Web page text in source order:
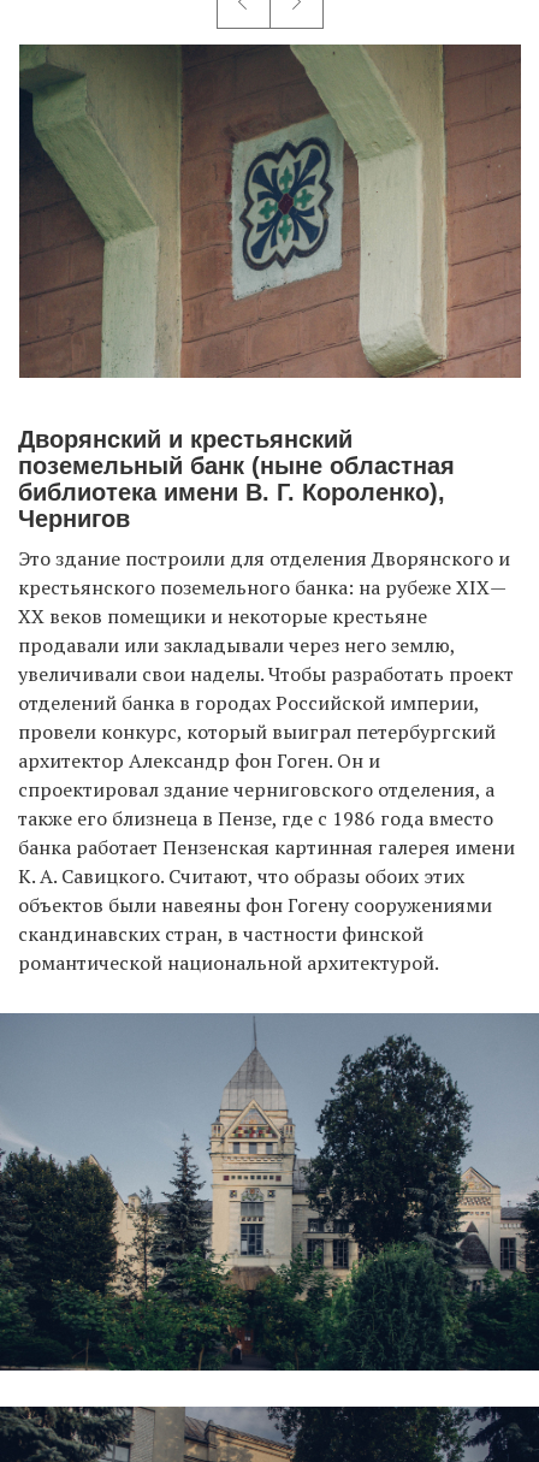
Дворянский и крестьянский
поземельный банк (ныне областная
библиотека имени В. Г. Короленко),
Чернигов
Это здание построили для отделения Дворянского и
крестьянского поземельного банка: на рубеже ХIХ—
ХХ веков помещики и некоторые крестьяне
продавали или закладывали через него землю,
увеличивали свои наделы. Чтобы разработать проект
отделений банка в городах Российской империи,
провели конкурс, который выиграл петербургский
архитектор Александр фон Гоген. Он и
спроектировал здание черниговского отделения, а
также его близнеца в Пензе, где с 1986 года вместо
банка работает Пензенская картинная галерея имени
К. А. Савицкого. Считают, что образы обоих этих
объектов были навеяны фон Гогену сооружениями
скандинавских стран, в частности финской
романтической национальной архитектурой.